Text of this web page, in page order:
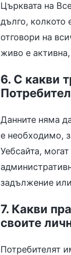
Църквата на
дълго, колкото
отговори на
живо е активна,
6. С какви
Данните няма
е необходимо,
Уебсайта,
задължение
7. Какви
своите
Потребителят